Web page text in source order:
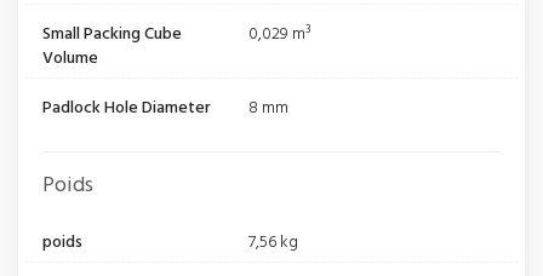
Small Packing Cube
Volume
0,029 m³
Padlock Hole Diameter 8 mm
Poids
poids
7,56 kg